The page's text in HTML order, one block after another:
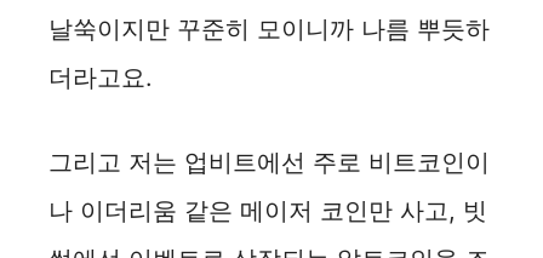
날쑥이지만 꾸준히 모이니까 나름 뿌듯하
더라고요.
그리고 저는 업비트에선 주로 비트코인이
나 이더리움 같은 메이저 코인만 사고, 빗